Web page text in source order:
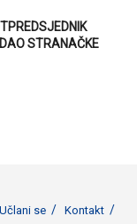
STRANAČKE
Učlani se
Kontakt